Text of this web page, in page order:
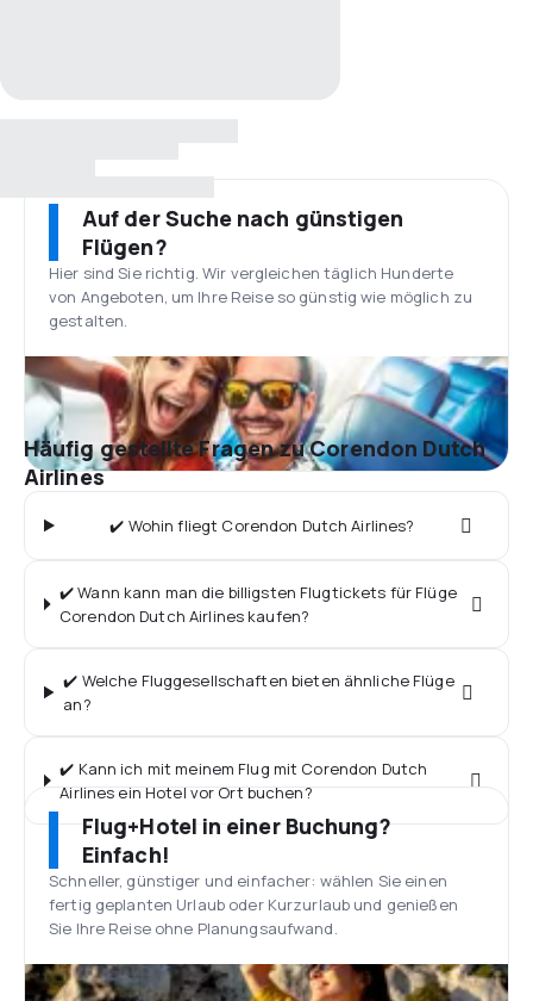
Auf der Suche nach günstigen
Flügen?
Hier sind Sie richtig. Wir vergleichen täglich Hunderte
von Angeboten, um Ihre Reise so günstig wie möglich zu
gestalten.
Häufig gestellte Fragen zu Corendon Dutch
Airlines
✔️ Wohin fliegt Corendon Dutch Airlines?
✔️ Wann kann man die billigsten Flugtickets für Flüge
Corendon Dutch Airlines kaufen?
✔️ Welche Fluggesellschaften bieten ähnliche Flüge
an?
✔️ Kann ich mit meinem Flug mit Corendon Dutch
Airlines ein Hotel vor Ort buchen?
Flug+Hotel in einer Buchung?
Einfach!
Schneller, günstiger und einfacher: wählen Sie einen
fertig geplanten Urlaub oder Kurzurlaub und genießen
Sie Ihre Reise ohne Planungsaufwand.